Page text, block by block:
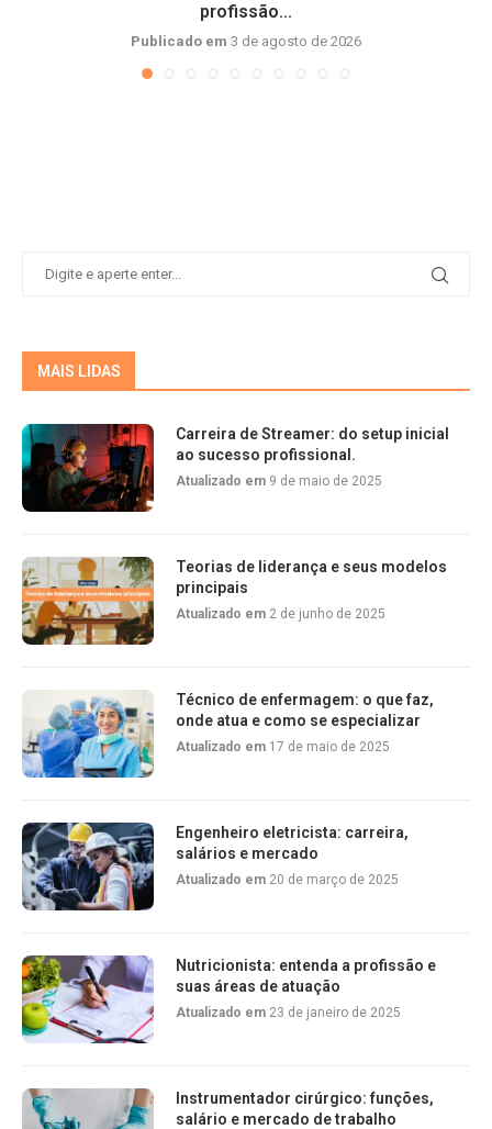
profissão...
Publicado em 3 de agosto de 2026
MAIS LIDAS
Carreira de Streamer: do setup inicial
ao sucesso profissional.
Atualizado em 9 de maio de 2025
Teorias de liderança e seus modelos
principais
Atualizado em 2 de junho de 2025
Técnico de enfermagem: o que faz,
onde atua e como se especializar
Atualizado em 17 de maio de 2025
Engenheiro eletricista: carreira,
salários e mercado
Atualizado em 20 de março de 2025
Nutricionista: entenda a profissão e
suas áreas de atuação
Atualizado em 23 de janeiro de 2025
Instrumentador cirúrgico: funções,
salário e mercado de trabalho